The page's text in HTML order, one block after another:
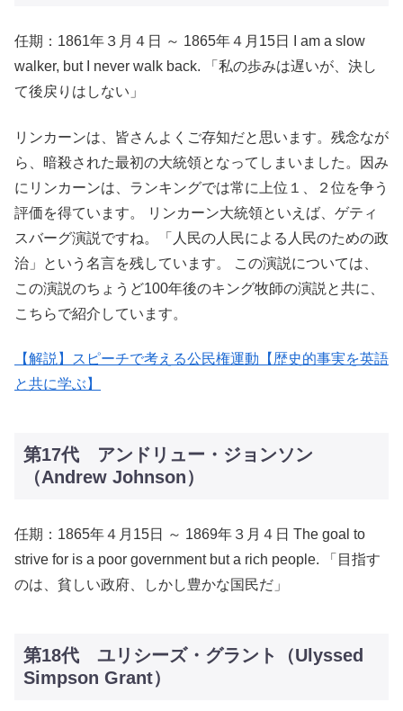
任期：1861年３月４日 ～ 1865年４月15日 I am a slow
walker, but I never walk back. 「私の歩みは遅いが、決し
て後戻りはしない」
リンカーンは、皆さんよくご存知だと思います。残念なが
ら、暗殺された最初の大統領となってしまいました。因み
にリンカーンは、ランキングでは常に上位１、２位を争う
評価を得ています。 リンカーン大統領といえば、ゲティ
スバーグ演説ですね。「人民の人民による人民のための政
治」という名言を残しています。 この演説については、
この演説のちょうど100年後のキング牧師の演説と共に、
こちらで紹介しています。
【解説】スピーチで考える公民権運動【歴史的事実を英語
と共に学ぶ】
第17代 アンドリュー・ジョンソン
（Andrew Johnson）
任期：1865年４月15日 ～ 1869年３月４日 The goal to
strive for is a poor government but a rich people. 「目指す
のは、貧しい政府、しかし豊かな国民だ」
第18代 ユリシーズ・グラント（Ulyssed
Simpson Grant）